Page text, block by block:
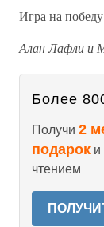
Игра на победу
Алан Лафли и
Более
Получи 2
подарок и
чтением